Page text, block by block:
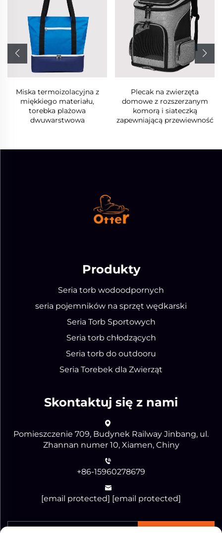
Miska termoizolacyjna z
miękkiego materiału,
torebka plażowa
dwuwarstwowa
Plecak na zwierzęta
domowe z rozszerzanym
komorą i siateczką
zapewniającą przewiewność
Produkty
Seria torb wodoodpornych
seria pojemników na sprzęt wędkarski
Seria Torb Sportowych
Seria torb chłodzących
Seria torb do outdooru
Seria Torebek dla Zwierząt
Skontaktuj się z nami
Pomieszczenie 709, Budynek Railway Jinbang, ul.
Zhannan numer 10, Xiamen, Chiny
+86-15960278679
[email protected] [email protected]